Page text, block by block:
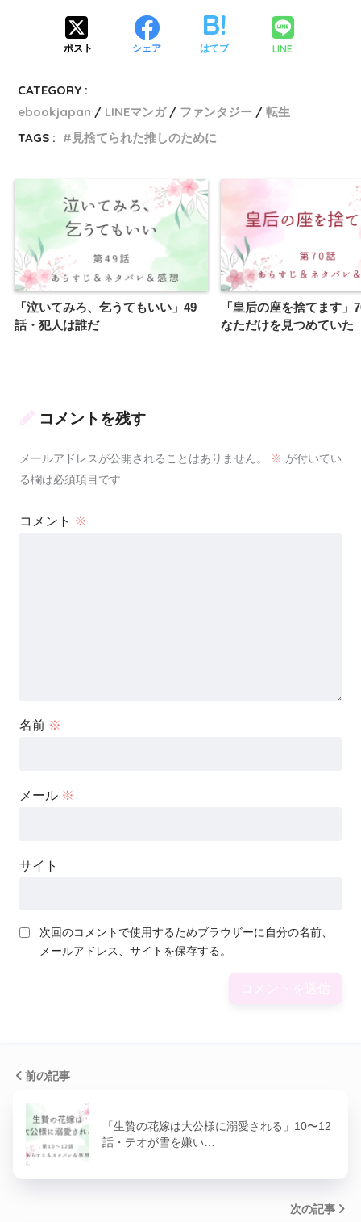
ポスト シェア はてブ LINE
CATEGORY :
ebookjapan
LINEマンガ ファンタジー
転生
TAGS :
見捨てられた推しのために
「泣いてみろ、乞うてもいい」49
話・犯人は誰だ
「皇后の座を捨てます」
なただけを見つめていた
コメントを残す
メールアドレスが公開されることはありません。 ※ が付いてい
る欄は必須項目です
コメント ※
名前 ※
メール ※
サイト
次回のコメントで使用するためブラウザーに自分の名前、
メールアドレス、サイトを保存する。
前の記事
「生贄の花嫁は大公様に溺愛される」10〜12
話・テオが雪を嫌い…
次の記事